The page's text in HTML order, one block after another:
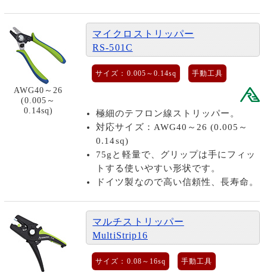
AWG40～26
(0.005～
0.14sq)
マイクロストリッパー
RS-501C
サイズ：0.005～0.14sq 手動工具
極細のテフロン線ストリッパー。
対応サイズ：AWG40～26 (0.005～
0.14sq)
75gと軽量で、グリップは手にフィッ
トする使いやすい形状です。
ドイツ製なので高い信頼性、長寿命。
マルチストリッパー
MultiStrip16
サイズ：0.08～16sq 手動工具